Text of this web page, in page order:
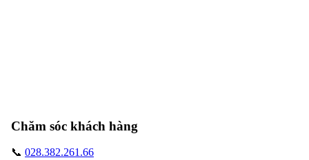
Chăm sóc khách hàng
📞 028.382.261.66